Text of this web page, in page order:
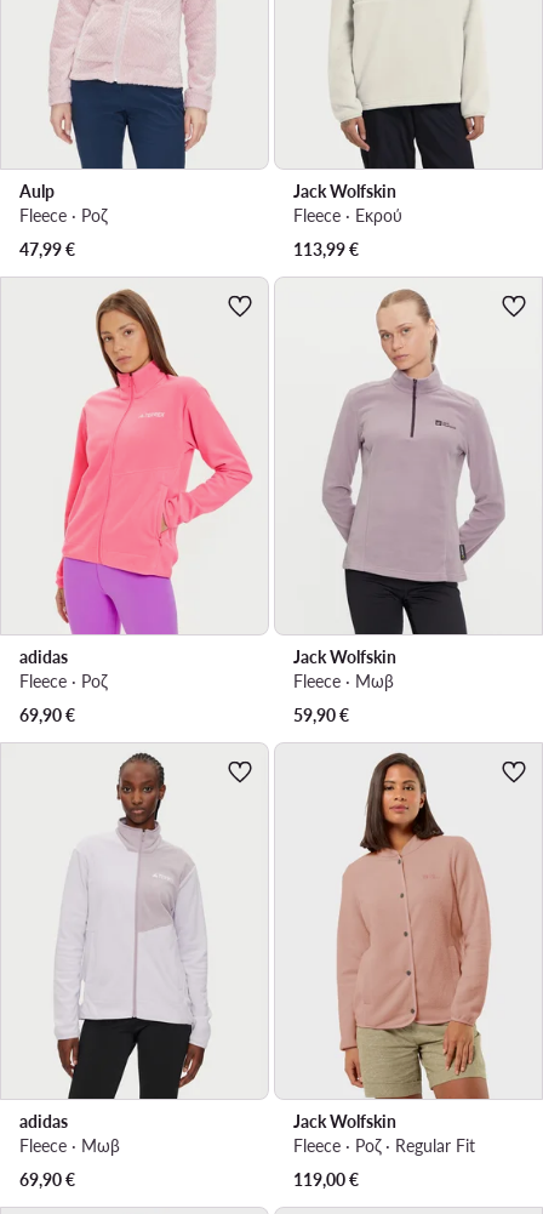
Aulp
Fleece · Ροζ
47,99€
Jack Wolfskin
Fleece · Εκρού
113,99€
adidas
Fleece · Ροζ
69,90€
Jack Wolfskin
Fleece · Μωβ
59,90€
adidas
Fleece · Μωβ
69,90€
Jack Wolfskin
Fleece · Ροζ · Regular Fit
119,00€